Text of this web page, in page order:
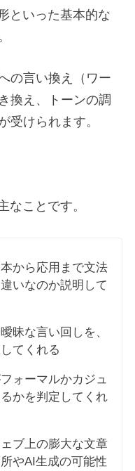
といった基本的な
の言い換え（ワー
換え、トーンの調
受けられます。
なことです。
から応用まで文法
いなのか説明して
昧な言い回しを、
てくれる
ォーマルかカジュ
かを判定してくれ
ブ上の膨大な文章
やAI生成の可能性